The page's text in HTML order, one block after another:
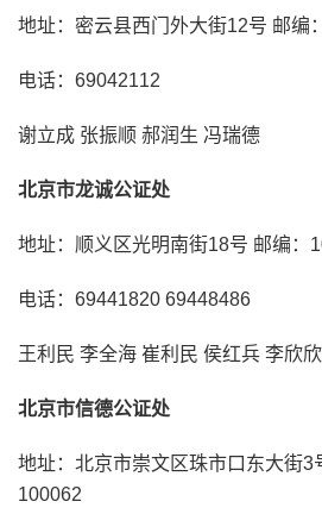
地址：密云县西门外大街12号 邮编
电话：69042112
谢立成 张振顺 郝润生 冯瑞德
北京市龙诚公证处
地址：顺义区光明南街18号 邮编：
电话：69441820 69448486
王利民 李全海 崔利民 侯红兵 李欣欣
北京市信德公证处
地址：北京市崇文区珠市口东大街3
100062